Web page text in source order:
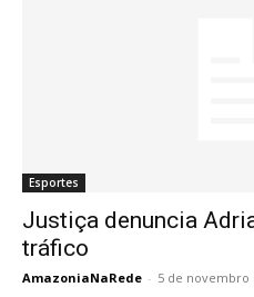
Esportes
Justiça denuncia
tráfico
AmazoniaNaRede - 5 de novembro